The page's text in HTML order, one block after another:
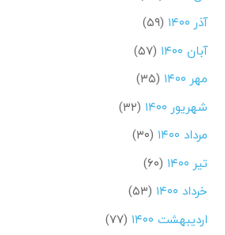
آذر ۱۴۰۰
(۵۹)
آبان ۱۴۰۰
(۵۷)
مهر ۱۴۰۰
(۳۵)
شهریور ۱۴۰۰
(۳۲)
مرداد ۱۴۰۰
(۳۰)
تیر ۱۴۰۰
(۶۰)
خرداد ۱۴۰۰
(۵۳)
اردیبهشت ۱۴۰۰
(۷۷)